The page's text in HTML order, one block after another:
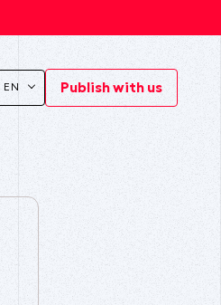
EN Publish with us